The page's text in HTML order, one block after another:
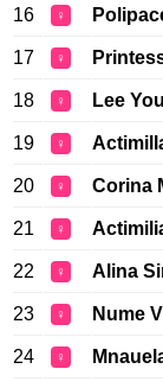
16 ♀
17 ♀
18 ♀ Lee
19 ♀
20 ♀ Corina
21 ♀
22 ♀ Alina
23 ♀ Nume
24 ♀